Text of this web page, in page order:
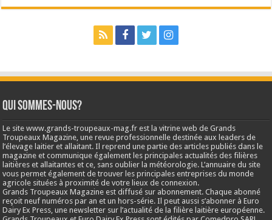
Qui sommes-nous?
Le site www.grands-troupeaux-mag.fr est la vitrine web de Grands
Troupeaux Magazine, une revue professionnelle destinée aux leaders de
l’élevage laitier et allaitant. Il reprend une partie des articles publiés dans le
magazine et communique également les principales actualités des filières
laitières et allaitantes et ce, sans oublier la météorologie. L’annuaire du site
vous permet également de trouver les principales entreprises du monde
agricole situées à proximité de votre lieux de connexion.
Grands Troupeaux Magazine est diffusé sur abonnement. Chaque abonné
reçoit neuf numéros par an et un hors-série. Il peut aussi s’abonner à Euro
Dairy Ex Press, une newsletter sur l’actualité de la filière laitière européenne.